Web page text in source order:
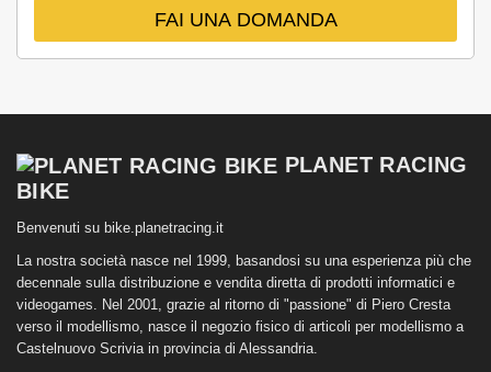
FAI UNA DOMANDA
PLANET RACING
BIKE
Benvenuti su bike.planetracing.it
La nostra società nasce nel 1999, basandosi su una esperienza più che
decennale sulla distribuzione e vendita diretta di prodotti informatici e
videogames. Nel 2001, grazie al ritorno di "passione" di Piero Cresta
verso il modellismo, nasce il negozio fisico di articoli per modellismo a
Castelnuovo Scrivia in provincia di Alessandria.